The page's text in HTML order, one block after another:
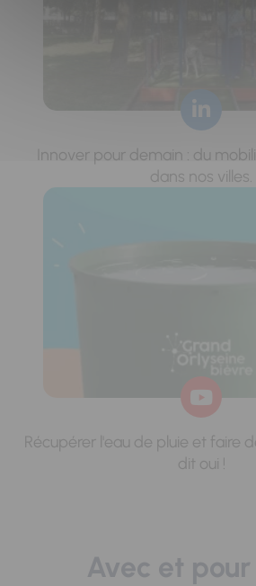
Innover pour demain : du
dans nos villes.
Récupérer l'eau de pluie et faire
dit oui !
Avec et pour